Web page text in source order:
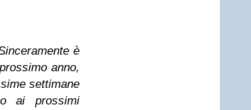
è
anno,
settimane
ai prossimi